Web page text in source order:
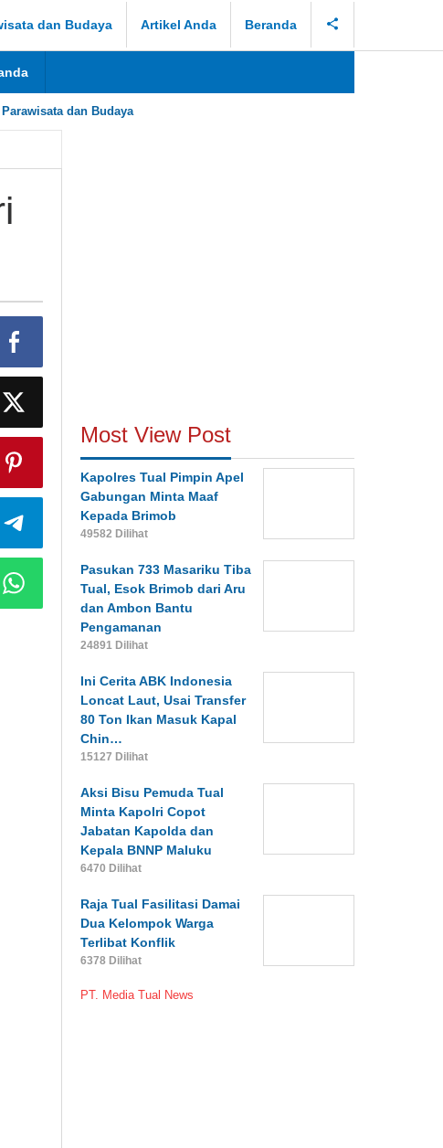
dan Budaya Artikel Anda Beranda
Parawisata dan Budaya
Most View Post
Kapolres Tual Pimpin Apel
Gabungan Minta Maaf
Kepada Brimob
49582 Dilihat
Pasukan 733 Masariku Tiba
Tual, Esok Brimob dari Aru
dan Ambon Bantu
Pengamanan
24891 Dilihat
Ini Cerita ABK Indonesia
Loncat Laut, Usai Transfer
80 Ton Ikan Masuk Kapal
Chin…
15127 Dilihat
Aksi Bisu Pemuda Tual
Minta Kapolri Copot
Jabatan Kapolda dan
Kepala BNNP Maluku
6470 Dilihat
Raja Tual Fasilitasi Damai
Dua Kelompok Warga
Terlibat Konflik
6378 Dilihat
PT. Media Tual News